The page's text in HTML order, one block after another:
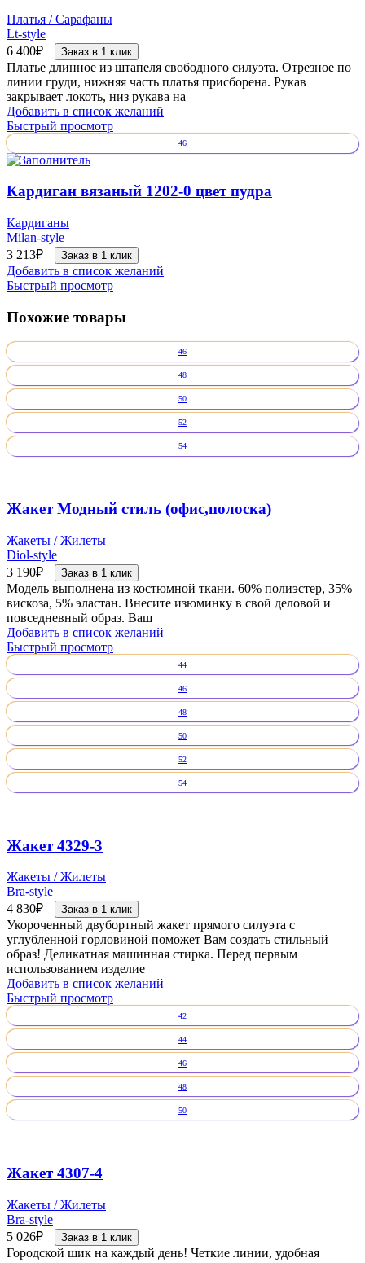
Платья / Сарафаны
Lt-style
6 400₽ Заказ в 1 клик
Платье длинное из штапеля свободного силуэта. Отрезное по
линии груди, нижняя часть платья присборена. Рукав
закрывает локоть, низ рукава на
Добавить в список желаний
Быстрый просмотр
46
Кардиган вязаный 1202-0 цвет пудра
Кардиганы
Milan-style
3 213₽ Заказ в 1 клик
Добавить в список желаний
Быстрый просмотр
Похожие товары
46
48
50
52
54
Жакет Модный стиль (офис,полоска)
Жакеты / Жилеты
Diol-style
3 190₽ Заказ в 1 клик
Модель выполнена из костюмной ткани. 60% полиэстер, 35%
вискоза, 5% эластан. Внесите изюминку в свой деловой и
повседневный образ. Ваш
Добавить в список желаний
Быстрый просмотр
44
46
48
50
52
54
Жакет 4329-3
Жакеты / Жилеты
Bra-style
4 830₽ Заказ в 1 клик
Укороченный двубортный жакет прямого силуэта с
углубленной горловиной поможет Вам создать стильный
образ! Деликатная машинная стирка. Перед первым
использованием изделие
Добавить в список желаний
Быстрый просмотр
42
44
46
48
50
Жакет 4307-4
Жакеты / Жилеты
Bra-style
5 026₽ Заказ в 1 клик
Городской шик на каждый день! Четкие линии, удобная